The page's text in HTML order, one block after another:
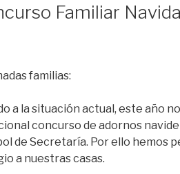
Familiar
familias:
a la situación actual, este año
concurso de adornos
de Secretaría. Por ello hemos
a nuestras casas.